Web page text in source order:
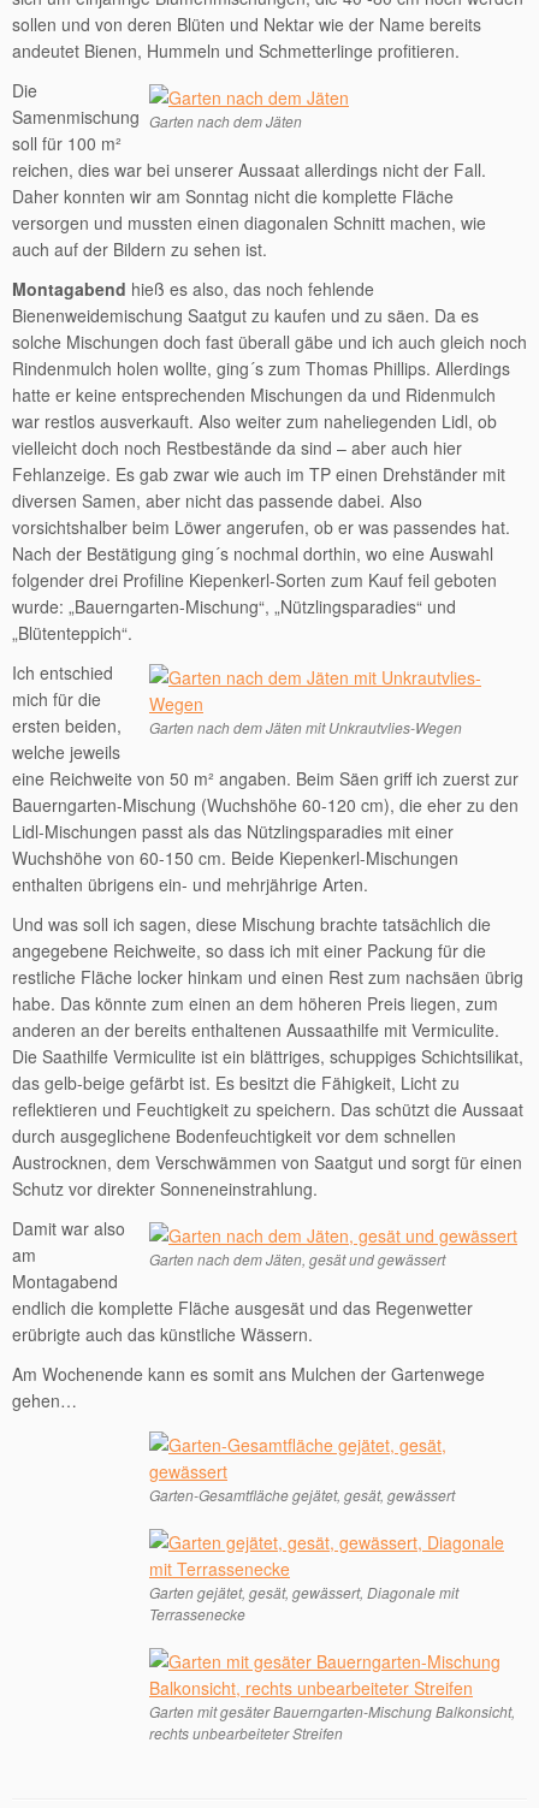
sollen und von deren Blüten und Nektar wie der Name bereits
andeutet Bienen, Hummeln und Schmetterlinge profitieren.
Garten nach dem Jäten
Die
Samenmischung
soll für 100 m²
reichen, dies war bei unserer Aussaat allerdings nicht der Fall.
Daher konnten wir am Sonntag nicht die komplette Fläche
versorgen und mussten einen diagonalen Schnitt machen, wie
auch auf der Bildern zu sehen ist.
Montagabend hieß es also, das noch fehlende
Bienenweidemischung Saatgut zu kaufen und zu säen. Da es
solche Mischungen doch fast überall gäbe und ich auch gleich noch
Rindenmulch holen wollte, ging´s zum Thomas Phillips. Allerdings
hatte er keine entsprechenden Mischungen da und Ridenmulch
war restlos ausverkauft. Also weiter zum naheliegenden Lidl, ob
vielleicht doch noch Restbestände da sind – aber auch hier
Fehlanzeige. Es gab zwar wie auch im TP einen Drehständer mit
diversen Samen, aber nicht das passende dabei. Also
vorsichtshalber beim Löwer angerufen, ob er was passendes hat.
Nach der Bestätigung ging´s nochmal dorthin, wo eine Auswahl
folgender drei Profiline Kiepenkerl-Sorten zum Kauf feil geboten
wurde: „Bauerngarten-Mischung“, „Nützlingsparadies“ und
„Blütenteppich“.
Garten nach dem Jäten mit Unkrautvlies-Wegen
Ich entschied
mich für die
ersten beiden,
welche jeweils
eine Reichweite von 50 m² angaben. Beim Säen griff ich zuerst zur
Bauerngarten-Mischung (Wuchshöhe 60-120 cm), die eher zu den
Lidl-Mischungen passt als das Nützlingsparadies mit einer
Wuchshöhe von 60-150 cm. Beide Kiepenkerl-Mischungen
enthalten übrigens ein- und mehrjährige Arten.
Und was soll ich sagen, diese Mischung brachte tatsächlich die
angegebene Reichweite, so dass ich mit einer Packung für die
restliche Fläche locker hinkam und einen Rest zum nachsäen übrig
habe. Das könnte zum einen an dem höheren Preis liegen, zum
anderen an der bereits enthaltenen Aussaathilfe mit Vermiculite.
Die Saathilfe Vermiculite ist ein blättriges, schuppiges Schichtsilikat,
das gelb-beige gefärbt ist. Es besitzt die Fähigkeit, Licht zu
reflektieren und Feuchtigkeit zu speichern. Das schützt die Aussaat
durch ausgeglichene Bodenfeuchtigkeit vor dem schnellen
Austrocknen, dem Verschwämmen von Saatgut und sorgt für einen
Schutz vor direkter Sonneneinstrahlung.
Garten nach dem Jäten, gesät und gewässert
Damit war also
am
Montagabend
endlich die komplette Fläche ausgesät und das Regenwetter
erübrigte auch das künstliche Wässern.
Am Wochenende kann es somit ans Mulchen der Gartenwege
gehen…
Garten-Gesamtfläche gejätet, gesät, gewässert
Garten gejätet, gesät, gewässert, Diagonale mit
Terrassenecke
Garten mit gesäter Bauerngarten-Mischung Balkonsicht,
rechts unbearbeiteter Streifen